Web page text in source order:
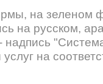
на зеленом
на русском,
надпись
на